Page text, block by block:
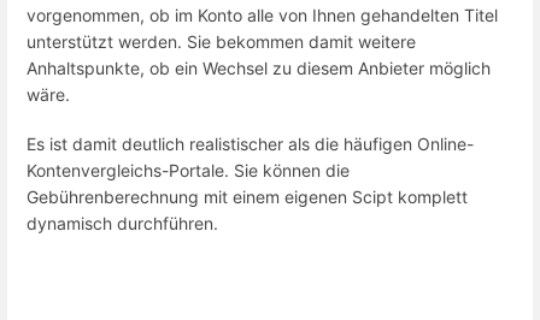
vorgenommen, ob im Konto alle von Ihnen gehandelten Titel
unterstützt werden. Sie bekommen damit weitere
Anhaltspunkte, ob ein Wechsel zu diesem Anbieter möglich
wäre.
Es ist damit deutlich realistischer als die häufigen Online-
Kontenvergleichs-Portale. Sie können die
Gebührenberechnung mit einem eigenen Scipt komplett
dynamisch durchführen.